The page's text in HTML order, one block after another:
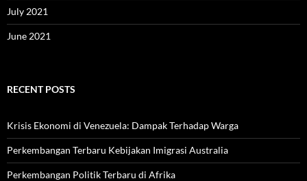
July 2021
June 2021
RECENT POSTS
Krisis Ekonomi di Venezuela: Dampak Terhadap Warga
Perkembangan Terbaru Kebijakan Imigrasi Australia
Perkembangan Politik Terbaru di Afrika